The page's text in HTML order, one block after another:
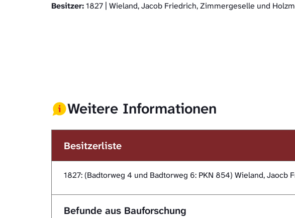
Besitzer:1827 | Wieland, Jacob Friedrich, Zimmergeselle und
Weitere Informationen
Besitzerliste
1827: (Badtorweg 4 und Badtorweg 6: PKN 854) Wieland,
Befunde aus Bauforschung